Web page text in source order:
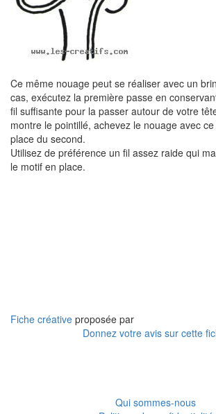
Ce même nouage peut se réaliser avec un
cas, exécutez la première passe en
fil suffisante pour la passer autour de votre
montre le pointillé, achevez le nouage avec
place du second.
Utilisez de préférence un fil assez raide qui
le motif en place.
Fiche créative proposée par
Donnez votre avis sur cette
Qui sommes-nous